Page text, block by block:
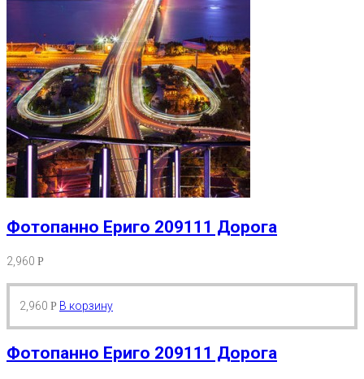
Фотопанно Ериго 209111 Дорога
2,960 Р
2,960 Р В корзину
Фотопанно Ериго 209111 Дорога